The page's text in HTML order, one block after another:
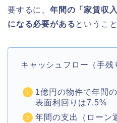
要するに、 年間の「家賃収
になる必要があるというこ
キャッシュフロー（手残
1億円の物件で年間
表面利回りは7.5%
年間の支出（ローン